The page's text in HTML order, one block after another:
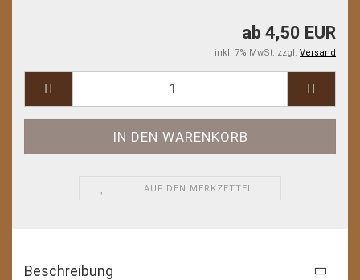
ab 4,50 EUR
inkl. 7% MwSt. zzgl. Versand
AUF DEN MERKZETTEL
Beschreibung